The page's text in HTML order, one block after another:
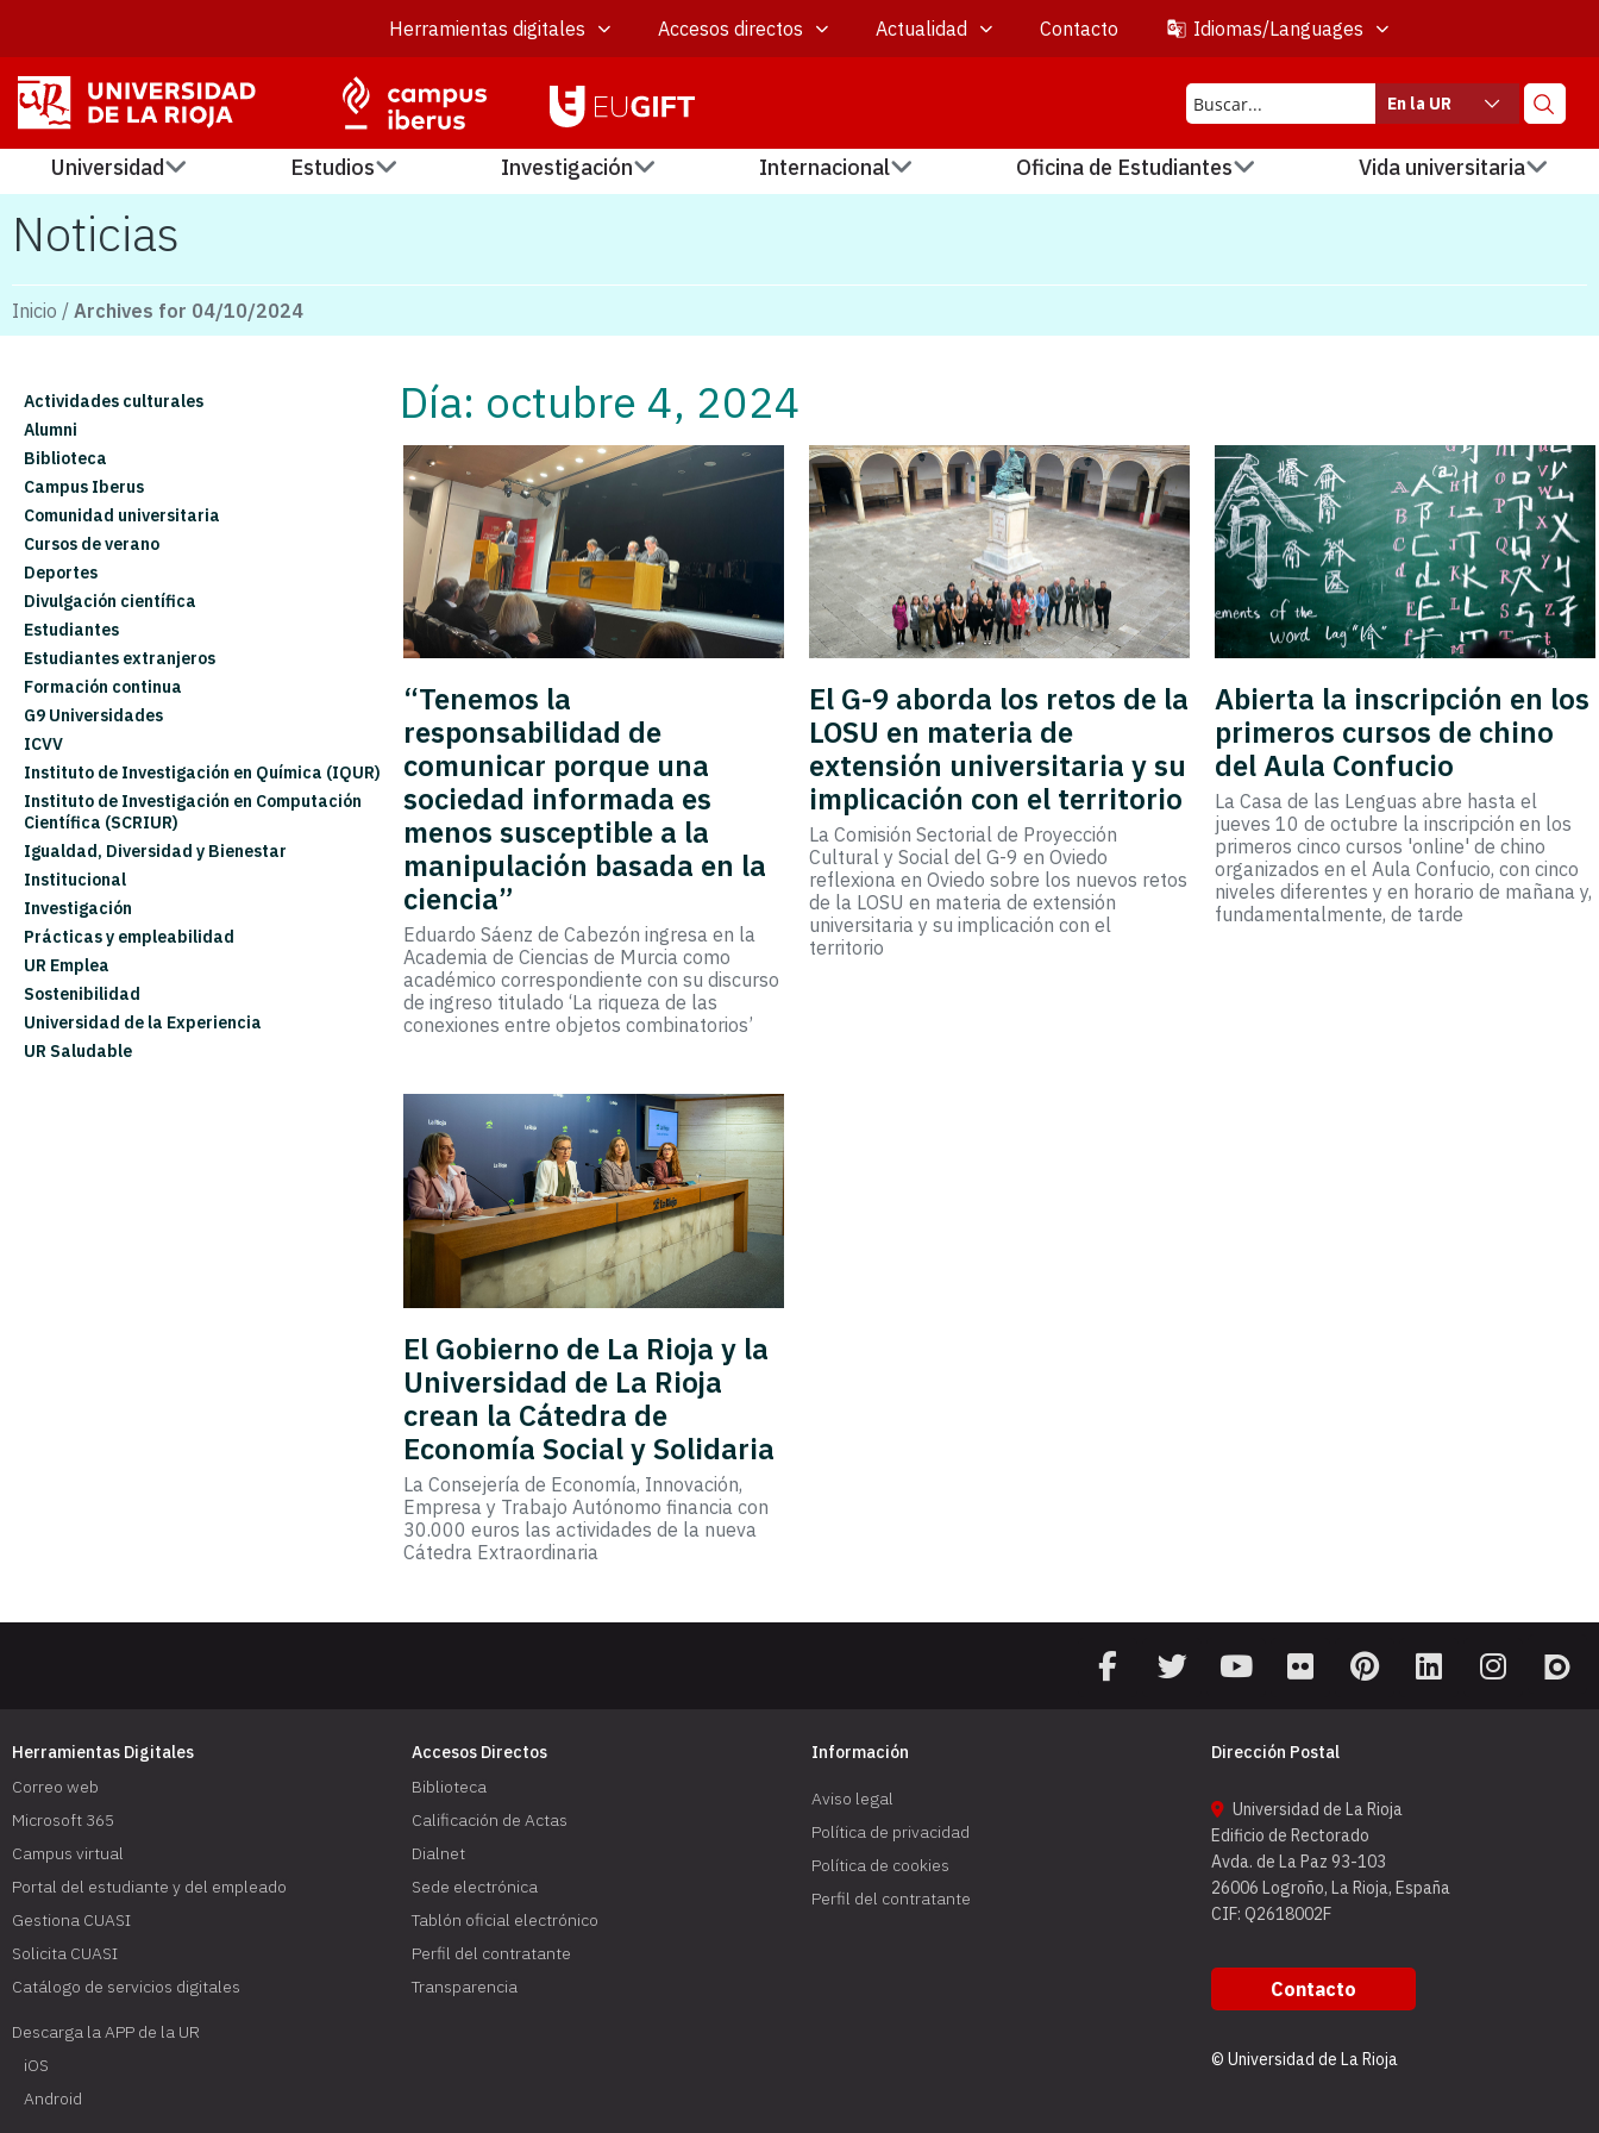
Herramientas digitales Accesos directos Actualidad Contacto Idiomas/Languages
En la UR
Universidad Estudios Investigación Internacional Oficina de Estudiantes Vida universitaria
Noticias
Inicio / Archives for 04/10/2024
Actividades culturales
Alumni
Biblioteca
Campus Iberus
Comunidad universitaria
Cursos de verano
Deportes
Divulgación científica
Estudiantes
Estudiantes extranjeros
Formación continua
G9 Universidades
ICVV
Instituto de Investigación en Química (IQUR)
Instituto de Investigación en Computación
Científica (SCRIUR)
Igualdad, Diversidad y Bienestar
Institucional
Investigación
Prácticas y empleabilidad
UR Emplea
Sostenibilidad
Universidad de la Experiencia
UR Saludable
Día: octubre 4, 2024
“Tenemos la
responsabilidad de
comunicar porque una
sociedad informada es
menos susceptible a la
manipulación basada en la
ciencia”
Eduardo Sáenz de Cabezón ingresa en la
Academia de Ciencias de Murcia como
académico correspondiente con su discurso
de ingreso titulado ‘La riqueza de las
conexiones entre objetos combinatorios’
El G-9 aborda los retos de la
LOSU en materia de
extensión universitaria y su
implicación con el territorio
La Comisión Sectorial de Proyección
Cultural y Social del G-9 en Oviedo
reflexiona en Oviedo sobre los nuevos retos
de la LOSU en materia de extensión
universitaria y su implicación con el
territorio
Abierta la inscripción en los
primeros cursos de chino
del Aula Confucio
La Casa de las Lenguas abre hasta el
jueves 10 de octubre la inscripción en los
primeros cinco cursos 'online' de chino
organizados en el Aula Confucio, con cinco
niveles diferentes y en horario de mañana y,
fundamentalmente, de tarde
El Gobierno de La Rioja y la
Universidad de La Rioja
crean la Cátedra de
Economía Social y Solidaria
La Consejería de Economía, Innovación,
Empresa y Trabajo Autónomo financia con
30.000 euros las actividades de la nueva
Cátedra Extraordinaria
Herramientas Digitales
Correo web
Microsoft 365
Campus virtual
Portal del estudiante y del empleado
Gestiona CUASI
Solicita CUASI
Catálogo de servicios digitales
Descarga la APP de la UR
iOS
Android
Accesos Directos
Biblioteca
Calificación de Actas
Dialnet
Sede electrónica
Tablón oficial electrónico
Perfil del contratante
Transparencia
Información
Aviso legal
Política de privacidad
Política de cookies
Perfil del contratante
Dirección Postal
Universidad de La Rioja
Edificio de Rectorado
Avda. de La Paz 93-103
26006 Logroño, La Rioja, España
CIF: Q2618002F
Contacto
© Universidad de La Rioja